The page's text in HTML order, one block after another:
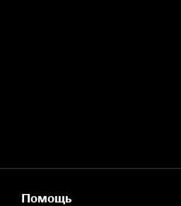
Помощь